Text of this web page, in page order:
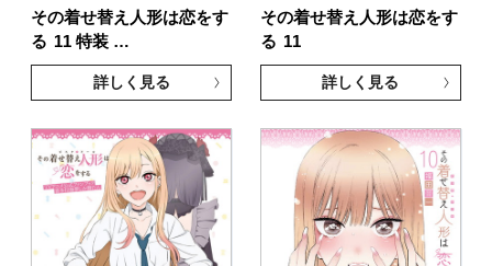
その着せ替え人形は恋をす
る 11 特装 …
詳しく見る
その着せ替え人形は恋をす
る 11
詳しく見る